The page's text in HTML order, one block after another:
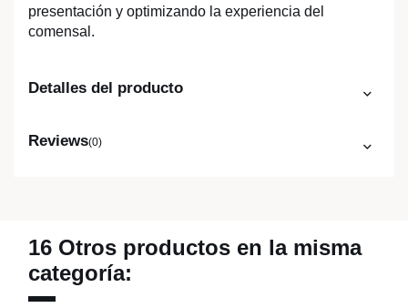
presentación y optimizando la experiencia del
comensal.
Detalles del producto
Reviews(0)
16 Otros productos en la misma
categoría: